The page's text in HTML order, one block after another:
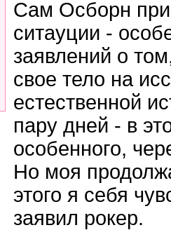
Сам Осборн
ситауции -
заявлений о
свое тело на
естественной
пару дней - в
особенного,
Но моя
этого я себя
заявил рокер.